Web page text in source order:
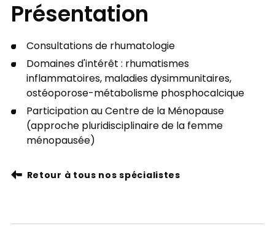
Présentation
Consultations de rhumatologie
Domaines d'intérêt : rhumatismes
inflammatoires, maladies dysimmunitaires,
ostéoporose-métabolisme phosphocalcique
Participation au Centre de la Ménopause
(approche pluridisciplinaire de la femme
ménopausée)
Retour à tous nos spécialistes